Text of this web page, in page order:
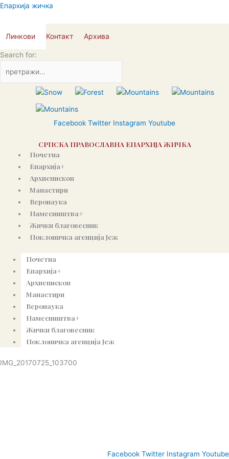
Skip
Епархија жичка
Линкови Контакт Архива
Search for:
Facebook Twitter Instagram Youtube
СРПСКА ПРАВОСЛАВНА ЕПАРХИЈА ЖИЧКА
Почетна
Епархија+
Архиепископ
Манастири
Веронаука
Намесништва+
Жички благовесник
Поклоничка агенција Јеж
Почетна
Епархија+
Архиепископ
Манастири
Веронаука
Намесништва+
Жички благовесник
Поклоничка агенција Јеж
IMG_20170725_103700
Facebook Twitter Instagram Youtube